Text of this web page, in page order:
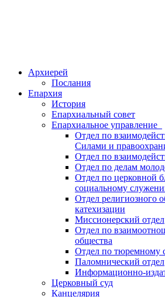
Архиерей
Послания
Епархия
История
Епархиальный совет
Епархиальное управление
Отдел по
Силами и
Отдел по
Отдел по делам
Отдел по церковной
социальному
Отдел религиозного
катехизации
Миссионерский отдел
Отдел по
общества
Отдел по тюремному
Паломнический отдел
Информационно-
Церковный суд
Канцелярия